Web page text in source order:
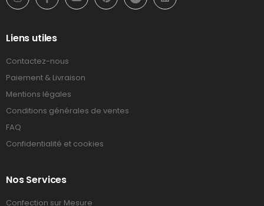
Liens utiles
Contactez-nous
Paiement & Livraison
Mentions légales
Conditions générales de ventes
FAQ
Confidentialité et cookies
Nos Services
Confection sur Mesure